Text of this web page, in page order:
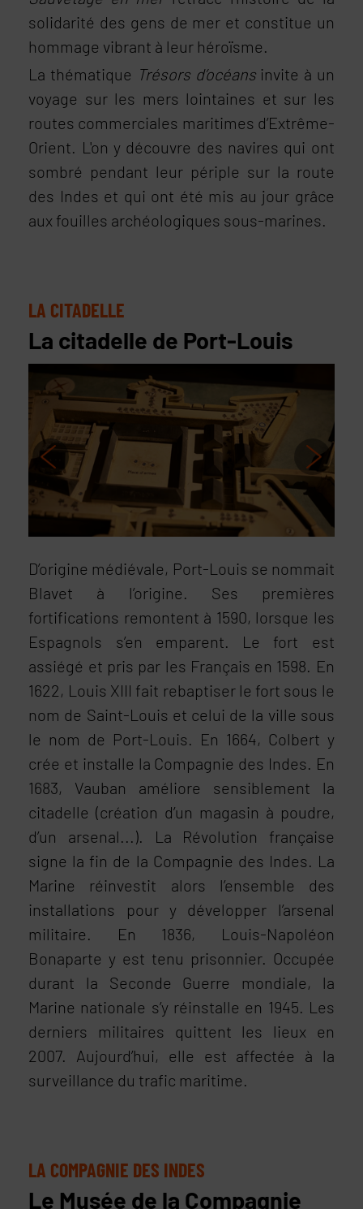
solidarité des gens de mer et constitue un
hommage vibrant à leur héroïsme.
La thématique Trésors d’océansinvite à un
voyage sur les mers lointaines et sur les
routes commerciales maritimes d’Extrême-
Orient. L'on y découvre des navires qui ont
sombré pendant leur périple sur la route
des Indes et qui ont été mis au jour grâce
aux fouilles archéologiques sous-marines.
LA CITADELLE
La citadelle de Port-Louis
D’origine médiévale, Port-Louis se nommait
Blavet à l’origine. Ses premières
fortifications remontent à 1590, lorsque les
Espagnols s’en emparent. Le fort est
assiégé et pris par les Français en 1598. En
1622, Louis XIII fait rebaptiser le fort sous le
nom de Saint-Louis et celui de la ville sous
le nom de Port-Louis. En 1664, Colbert y
crée et installe la Compagnie des Indes. En
1683, Vauban améliore sensiblement la
citadelle (création d’un magasin à poudre,
d’un arsenal...). La Révolution française
signe la fin de la Compagnie des Indes. La
Marine réinvestit alors l’ensemble des
installations pour y développer l’arsenal
militaire. En 1836, Louis-Napoléon
Bonaparte y est tenu prisonnier. Occupée
durant la Seconde Guerre mondiale, la
Marine nationale s’y réinstalle en 1945. Les
derniers militaires quittent les lieux en
2007. Aujourd’hui, elle est affectée à la
surveillance du trafic maritime.
LA COMPAGNIE DES INDES
Le Musée de la Compagnie